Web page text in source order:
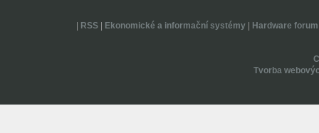
RSS| Ekonomické a informační systémy| Hardware forum
Tvorba